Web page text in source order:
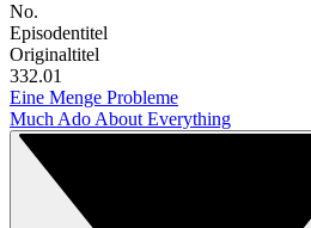
No.
Episodentitel
Originaltitel
332.01
Eine Menge Probleme
Much Ado About Everything